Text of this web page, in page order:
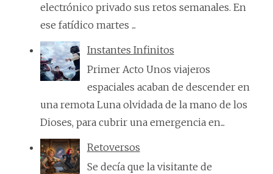
electrónico privado sus retos semanales. En
ese fatídico martes ...
Instantes Infinitos
Primer Acto Unos viajeros
espaciales acaban de descender en
una remota Luna olvidada de la mano de los
Dioses, para cubrir una emergencia en...
Retoversos
Se decía que la visitante de